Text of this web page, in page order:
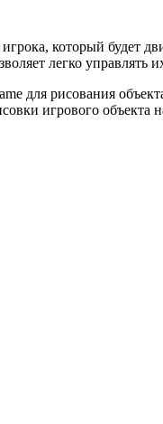
который будет
легко управлять
для рисования
игрового объекта